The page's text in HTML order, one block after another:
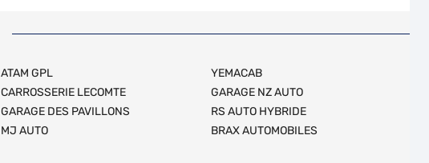
ATAM GPL
CARROSSERIE LECOMTE
GARAGE DES PAVILLONS
MJ AUTO
YEMACAB
GARAGE NZ AUTO
RS AUTO HYBRIDE
BRAX AUTOMOBILES